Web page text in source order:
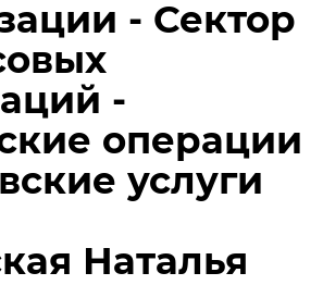
- Сектор
-
операции
услуги
Наталья